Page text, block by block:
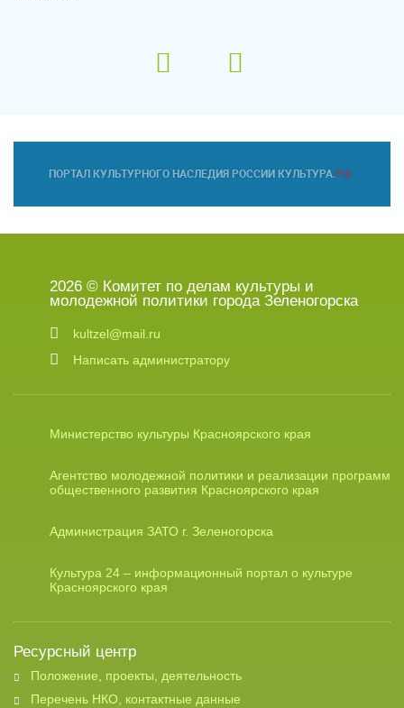
2026 © Комитет по делам культуры и
молодежной политики города Зеленогорска
kultzel@mail.ru
Написать администратору
Министерство культуры Красноярского края
Агентство молодежной политики и реализации программ
общественного развития Красноярского края
Администрация ЗАТО г. Зеленогорска
Культура 24 – информационный портал о культуре
Красноярского края
Ресурсный центр
Положение, проекты, деятельность
Перечень НКО, контактные данные